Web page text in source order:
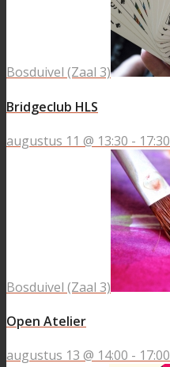
Bosduivel (Zaal 3)
Bridgeclub HLS
augustus 11 @ 13:30 - 17:30
Bosduivel (Zaal 3)
Open Atelier
augustus 13 @ 14:00 - 17:00